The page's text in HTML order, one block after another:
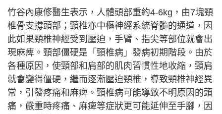
竹谷內康修醫生表示，人體頭部重約4-6kg，由7塊頸
椎骨支撐頭部；頸椎亦中樞神經系統脊髓的通道，因
此如果頸椎神經受到壓迫，手臂、指尖等部位就會出
現麻痺。頸部僵硬是「頸椎病」發病初期階段。由於
各種原因，使頸部和肩部的肌肉習慣性地收縮，頸肩
就會變得僵硬，繼而逐漸壓迫頸椎，導致頸椎神經異
常，引發疼痛和麻痺。頸椎病可能導致不明原因的頭
痛，嚴重時疼痛、麻痺等症狀更可能延伸至手腳，因